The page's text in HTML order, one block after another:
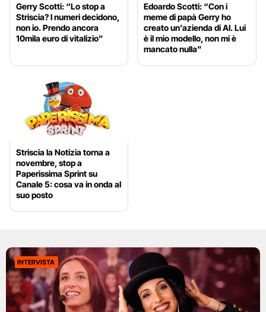
Gerry Scotti: “Lo stop a
Striscia? I numeri decidono,
non io. Prendo ancora
10mila euro di vitalizio”
Edoardo Scotti: “Con i
meme di papà Gerry ho
creato un’azienda di AI. Lui
è il mio modello, non mi è
mancato nulla”
Striscia la Notizia torna a
novembre, stop a
Paperissima Sprint su
Canale 5: cosa va in onda al
suo posto
INTERVISTA